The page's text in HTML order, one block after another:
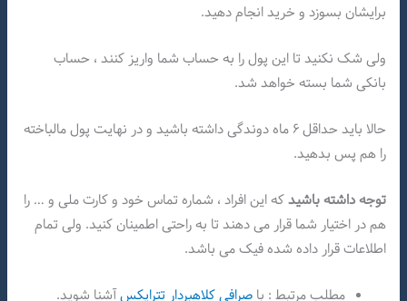
برایشان بسوزد و خرید انجام دهید.
ولی شک نکنید تا این پول را به حساب شما واریز کنند ، حساب
بانکی شما بسته خواهد شد.
حالا باید حداقل ۶ ماه دوندگی داشته باشید و در نهایت پول مالباخته
را هم پس بدهید.
توجه داشته باشیدکه این افراد ، شماره تماس خود و کارت ملی و … را
هم در اختیار شما قرار می دهند تا به راحتی اطمینان کنید. ولی تمام
اطلاعات قرار داده شده فیک می باشد.
مطلب مرتبط : باصرافی کلاهبردار تترایکسآشنا شوید.